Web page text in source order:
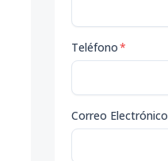
Teléfono*
Correo Electrónico